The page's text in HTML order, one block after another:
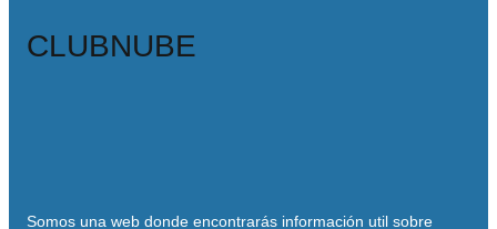
CLUBNUBE
Somos una web donde encontrarás información util sobre